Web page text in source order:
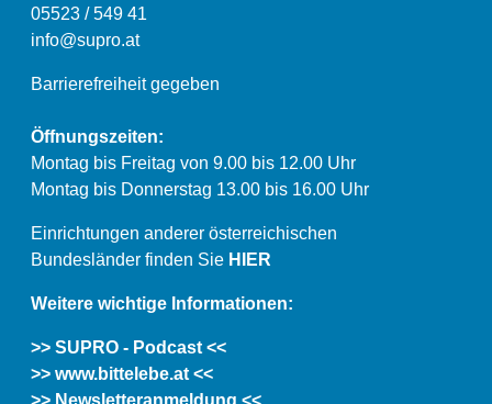
05523 / 549 41
info@supro.at
Barrierefreiheit gegeben
Öffnungszeiten:
Montag bis Freitag von 9.00 bis 12.00 Uhr
Montag bis Donnerstag 13.00 bis 16.00 Uhr
Einrichtungen anderer österreichischen
Bundesländer finden Sie HIER
Weitere wichtige Informationen:
>> SUPRO - Podcast <<
>> www.bittelebe.at <<
>> Newsletteranmeldung <<